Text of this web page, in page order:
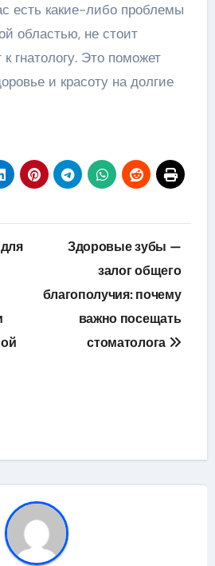
есть какие-либо проблемы
областью, не стоит
гнатологу. Это поможет
и красоту на долгие
Здоровые зубы —
залог общего
благополучия: почему
важно посещать
стоматолога